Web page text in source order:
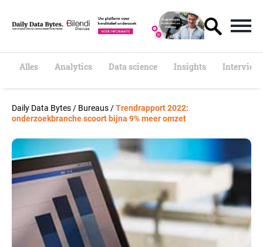
t
Alles Analytics Data science Insights
Daily Data Bytes / Bureaus /Trendrapport 2022:
onderzoekbranche scoort bijna 9% meer omzet